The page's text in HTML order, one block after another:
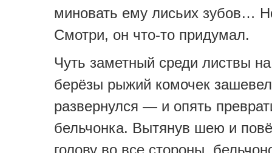
миновать ему лисьих зубов…
Смотри, он что-то придумал.
Чуть заметный среди листвы
берёзы рыжий комочек
развернулся — и опять
бельчонка. Вытянув шею и
голову во все стороны,